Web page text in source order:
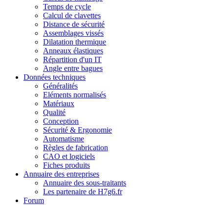
Temps de cycle
Calcul de clavettes
Distance de sécurité
Assemblages vissés
Dilatation thermique
Anneaux élastiques
Répartition d'un IT
Angle entre bagues
Données techniques
Généralités
Eléments normalisés
Matériaux
Qualité
Conception
Sécurité & Ergonomie
Automatisme
Règles de fabrication
CAO et logiciels
Fiches produits
Annuaire des entreprises
Annuaire des sous-traitants
Les partenaire de H7g6.fr
Forum